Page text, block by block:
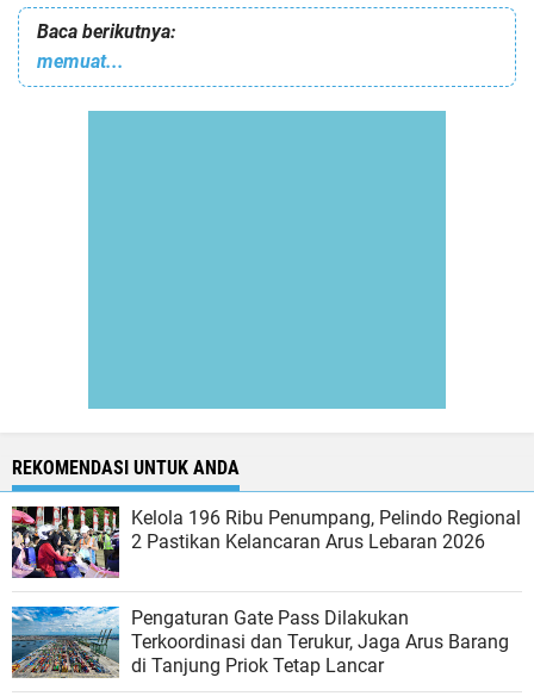
Baca berikutnya:
memuat...
REKOMENDASI UNTUK ANDA
Kelola 196 Ribu Penumpang, Pelindo Regional
2 Pastikan Kelancaran Arus Lebaran 2026
Pengaturan Gate Pass Dilakukan
Terkoordinasi dan Terukur, Jaga Arus Barang
di Tanjung Priok Tetap Lancar